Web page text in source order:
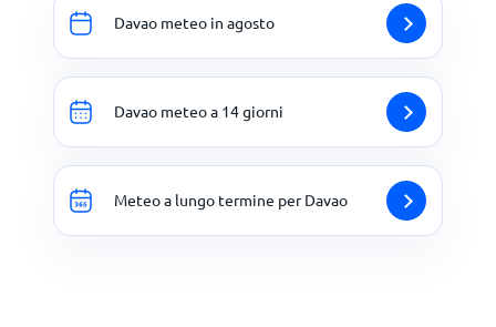
Davao meteo in agosto
Davao meteo a 14 giorni
Meteo a lungo termine per Davao